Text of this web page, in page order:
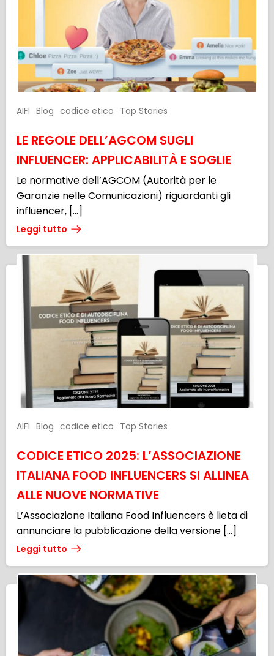
AIFI Blog codice etico Top Stories
LE REGOLE DELL’AGCOM SUGLI
INFLUENCER: APPLICABILITÀ E SOGLIE
Le normative dell’AGCOM (Autorità per le
Garanzie nelle Comunicazioni) riguardanti gli
influencer, […]
Leggi tutto
AIFI Blog codice etico Top Stories
CODICE ETICO 2025: L’ASSOCIAZIONE
ITALIANA FOOD INFLUENCERS SI ALLINEA
ALLE NUOVE NORMATIVE
L’Associazione Italiana Food Influencers è lieta di
annunciare la pubblicazione della versione […]
Leggi tutto